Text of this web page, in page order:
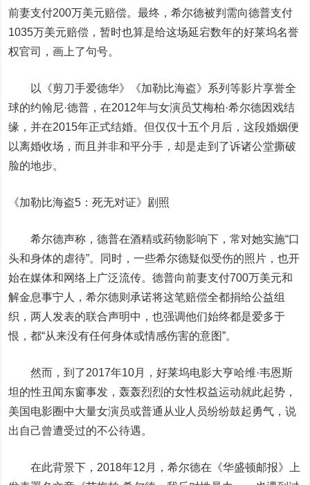
前妻支付200万美元赔偿。最终，希尔德被判需向德普支付
1035万美元赔偿，暂时也算是给这场延宕数年的好莱坞名誉
权官司，画上了句号。
以《剪刀手爱德华》《加勒比海盗》系列等影片享誉全
球的约翰尼·德普，在2012年与女演员艾梅柏·希尔德因戏结
缘，并在2015年正式结婚。但仅仅十五个月后，这段婚姻便
以离婚收场，而且并非和平分手，却是走到了诉诸公堂撕破
脸的地步。
《加勒比海盗5：死无对证》剧照
希尔德声称，德普在酒精或药物影响下，常对她实施“口
头和身体的虐待”。同时，一些希尔德疑似受伤的照片，也开
始在媒体和网络上广泛流传。德普向前妻支付700万美元和
解金息事宁人，希尔德则承诺将这笔赔偿全都捐给公益组
织，两人发表的联合声明中，也强调他们始终都是爱多于
恨，都“从来没有任何身体或情感伤害的意图”。
然而，到了2017年10月，好莱坞电影大亨哈维·韦恩斯
坦的性丑闻东窗事发，轰轰烈烈的女性权益运动就此起势，
美国电影圈中大量女演员或普通从业人员纷纷鼓起勇气，说
出自己曾遭受过的不公待遇。
在此背景下，2018年12月，希尔德在《华盛顿邮报》上